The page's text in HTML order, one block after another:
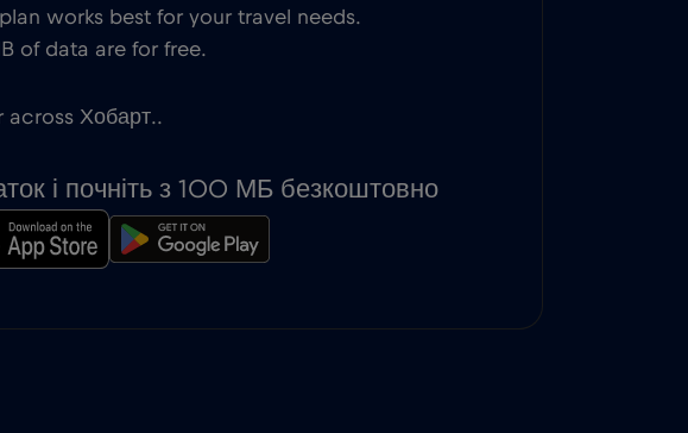
works best for your travel needs.
of data are for free.
across Хобарт..
і почніть з 100 МБ безкоштовно